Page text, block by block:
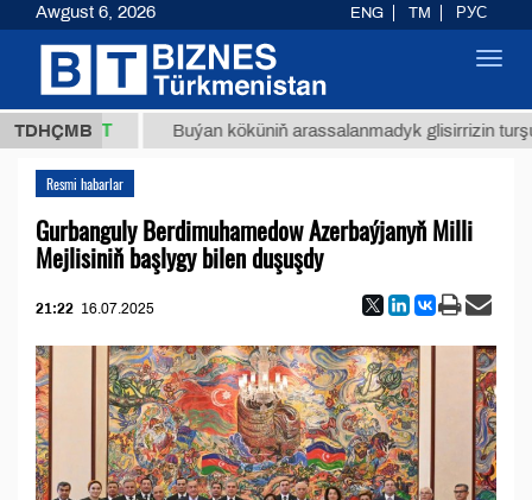
TDHÇMB
ТМТ Buýan köküniň arassalanmadyk glisirrizin turşusy
Resmi habarlar
Gurbanguly Berdimuhamedow Azerbaýjanyň Milli
Mejlisiniň başlygy bilen duşuşdy
21:22 16.07.2025
Awgust 6, 2026 ENG TM РУС